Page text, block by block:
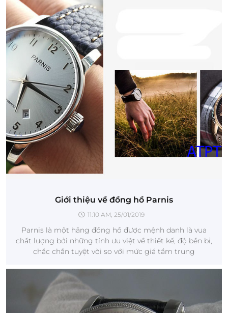
Giới thiệu về đồng hồ Parnis
11:10 AM, 25/01/2019
Parnis là một hãng đồng hồ được mệnh danh là vua
chất lượng bởi những tính ưu việt về thiết kế, độ bền bỉ,
chắc chắn tuyệt vời so với mức giá tầm trung